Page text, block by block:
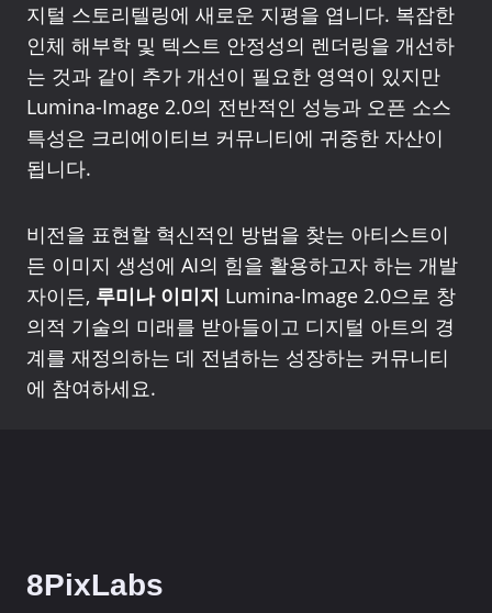
지털 스토리텔링에 새로운 지평을 엽니다. 복잡한
인체 해부학 및 텍스트 안정성의 렌더링을 개선하
는 것과 같이 추가 개선이 필요한 영역이 있지만
Lumina-Image 2.0의 전반적인 성능과 오픈 소스
특성은 크리에이티브 커뮤니티에 귀중한 자산이
됩니다.
비전을 표현할 혁신적인 방법을 찾는 아티스트이
든 이미지 생성에 AI의 힘을 활용하고자 하는 개발
자이든, 루미나 이미지 Lumina-Image 2.0으로 창
의적 기술의 미래를 받아들이고 디지털 아트의 경
계를 재정의하는 데 전념하는 성장하는 커뮤니티
에 참여하세요.
8PixLabs